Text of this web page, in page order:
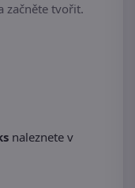
začněte tvořit.
naleznete v